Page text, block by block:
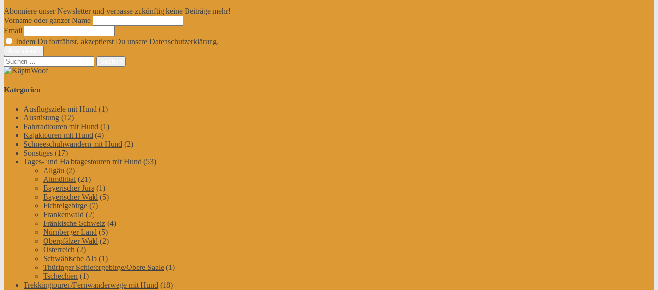
Abonniere unser Newsletter und verpasse zukünftig keine Beiträge mehr!
Vorname oder ganzer Name
Email
Indem Du fortfährst, akzeptierst Du unsere Datenschutzerklärung.
Suchen
nach:
Kategorien
Ausflugsziele mit Hund (1)
Ausrüstung (12)
Fahrradtouren mit Hund (1)
Kajaktouren mit Hund (4)
Schneeschuhwandern mit Hund (2)
Sonstiges (17)
Tages- und Halbtagestouren mit Hund (53)
Allgäu (2)
Altmühltal (21)
Bayerischer Jura (1)
Bayerischer Wald (5)
Fichtelgebirge (7)
Frankenwald (2)
Fränkische Schweiz (4)
Nürnberger Land (5)
Oberpfälzer Wald (2)
Österreich (2)
Schwäbische Alb (1)
Thüringer Schiefergebirge/Obere Saale (1)
Tschechien (1)
Trekkingtouren/Fernwanderwege mit Hund (18)